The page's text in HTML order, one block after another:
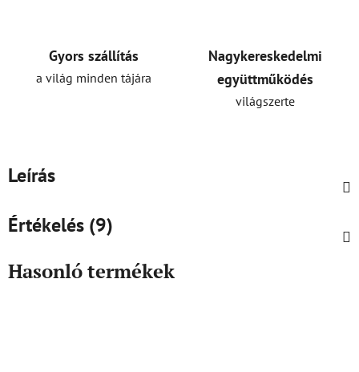
Gyors szállítás
a világ minden tájára
Nagykereskedelmi
együttműködés
világszerte
Leírás
Értékelés (9)
Hasonló termékek